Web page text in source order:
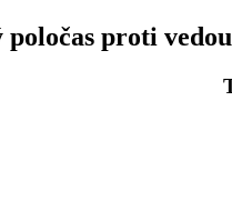
proti